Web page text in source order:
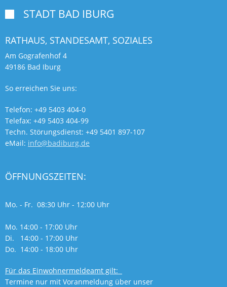
 STADT BAD IBURG
RATHAUS, STANDESAMT, SOZIALES
Am Gografenhof 4
49186 Bad Iburg
So erreichen Sie uns:
Telefon: +49 5403 404-0
Telefax: +49 5403 404-99
Techn. Störungsdienst: +49 5401 897-107
eMail: info@badiburg.de
ÖFFNUNGSZEITEN:
Mo. - Fr. 08:30 Uhr - 12:00 Uhr
Mo. 14:00 - 17:00 Uhr
Di. 14:00 - 17:00 Uhr
Do. 14:00 - 18:00 Uhr
Für das Einwohnermeldeamt gilt:
Termine nur mit Voranmeldung über unser